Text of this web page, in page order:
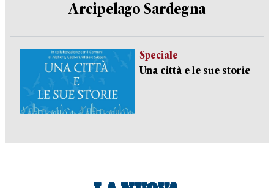
Arcipelago Sardegna
Speciale
Una città e le sue storie